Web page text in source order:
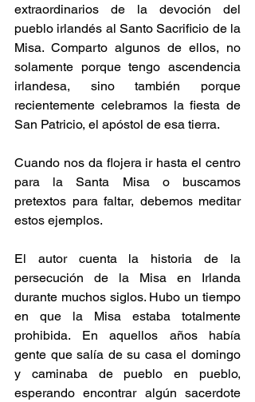
extraordinarios de la devoción del
pueblo irlandés al Santo Sacrificio de la
Misa. Comparto algunos de ellos, no
solamente porque tengo ascendencia
irlandesa, sino también porque
recientemente celebramos la fiesta de
San Patricio, el apóstol de esa tierra.
Cuando nos da flojera ir hasta el centro
para la Santa Misa o buscamos
pretextos para faltar, debemos meditar
estos ejemplos.
El autor cuenta la historia de la
persecución de la Misa en Irlanda
durante muchos siglos. Hubo un tiempo
en que la Misa estaba totalmente
prohibida. En aquellos años había
gente que salía de su casa el domingo
y caminaba de pueblo en pueblo,
esperando encontrar algún sacerdote